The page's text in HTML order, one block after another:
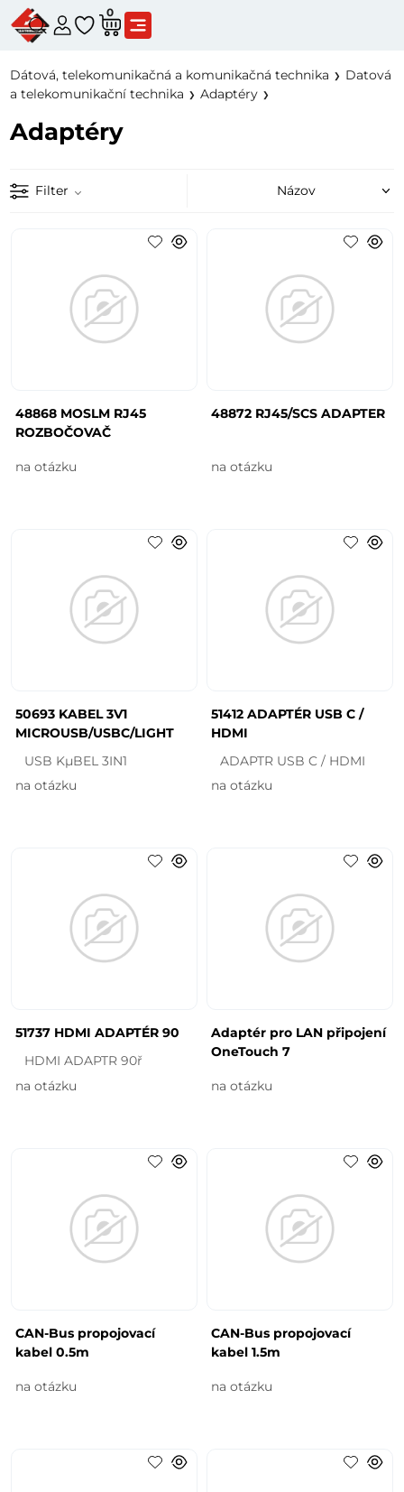
0
Dátová, telekomunikačná a komunikačná technika
Datová
a telekomunikační technika
Adaptéry
Adaptéry
Filter
48868 MOSLM RJ45
ROZBOČOVAČ
na otázku
48872 RJ45/SCS ADAPTER
na otázku
50693 KABEL 3V1
MICROUSB/USBC/LIGHT
USB KµBEL 3IN1
na otázku
51412 ADAPTÉR USB C /
HDMI
ADAPTR USB C / HDMI
na otázku
51737 HDMI ADAPTÉR 90
HDMI ADAPTR 90ř
na otázku
Adaptér pro LAN připojení
OneTouch 7
na otázku
CAN-Bus propojovací
kabel 0.5m
na otázku
CAN-Bus propojovací
kabel 1.5m
na otázku